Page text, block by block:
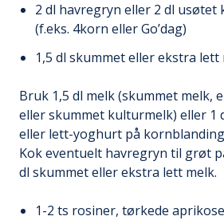
2 dl havregryn eller 2 dl usøtet
(f.eks. 4korn eller Go’dag)
1,5 dl skummet eller ekstra lett
Bruk 1,5 dl melk (skummet melk,
eller skummet kulturmelk) eller 1
eller lett-yoghurt på
Kok eventuelt havregryn til grøt
dl skummet eller ekstra lett melk.
1-2 ts rosiner, tørkede